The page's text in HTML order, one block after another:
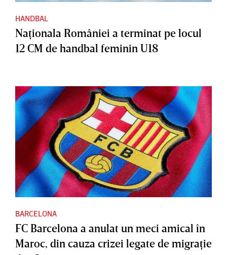
HANDBAL
Naţionala României a terminat pe locul
12 CM de handbal feminin U18
BARCELONA
FC Barcelona a anulat un meci amical în
Maroc, din cauza crizei legate de migraţie